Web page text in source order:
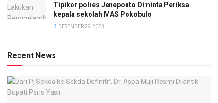
Tipikor polres Jeneponto Diminta Periksa
kepala sekolah MAS Pokobulo
DESEMBER 29, 2023
Recent News